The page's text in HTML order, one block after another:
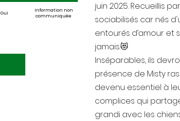
Oui
Information non
communiquée
juin 2025. Recueillis
sociabilisés car nés
entourés d’amour et
jamais.😻
Inséparables, ils
présence de Misty
devenu essentiel à
complices qui
grandi avec les